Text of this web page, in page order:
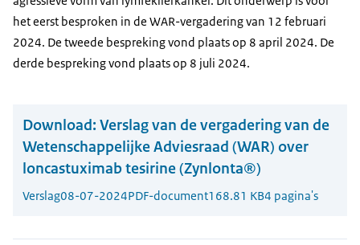
het eerst besproken in de WAR-vergadering van 12 februari
2024. De tweede bespreking vond plaats op 8 april 2024. De
derde bespreking vond plaats op 8 juli 2024.
Download: Verslag van de vergadering van de
Wetenschappelijke Adviesraad (WAR) over
loncastuximab tesirine (Zynlonta®)
Verslag08-07-2024PDF-document168.81 KB4 pagina's